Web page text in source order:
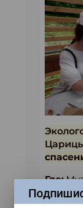
Где: